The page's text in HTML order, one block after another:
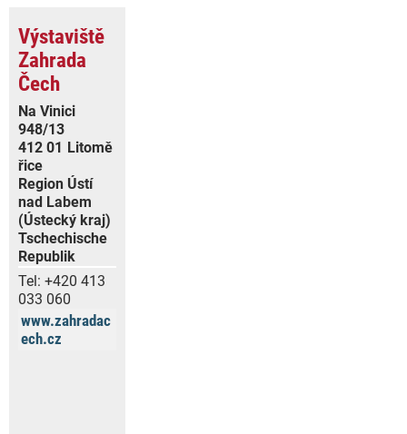
Výstaviště
Zahrada
Čech
Na Vinici
948/13
412 01 Litomě
řice
Region Ústí
nad Labem
(Ústecký kraj)
Tschechische
Republik
Tel: +420 413
033 060
www.zahradac
ech.cz